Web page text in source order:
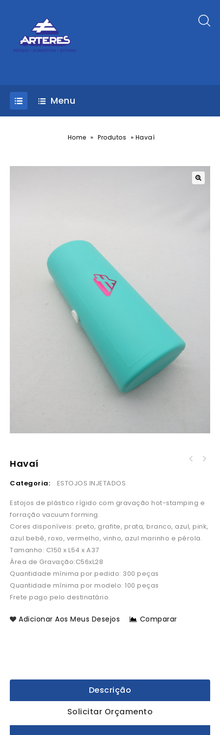
Menu
Home » Produtos » Havaí
Havaí
Categoria: ESTOJOS INJETADOS
Estojos de plástico rígido com gravação hot-stamping e
forração vacuum forming.
Cores disponíveis: preto, grafite, prata, branco, azul, pink,
azul bebê, roxo, vermelho, vinho, azul marinho e pérola.
Tamanho: C150 x L54 x A37
Área de Gravação:C56xL28
Quantidade mínima por pedido: 300 peças
Quantidade mínima por modelo: 100 peças
Frete pago pelo destinatário.
Adicionar Aos Meus Desejos Comparar
Descrição
Solicitar Orçamento